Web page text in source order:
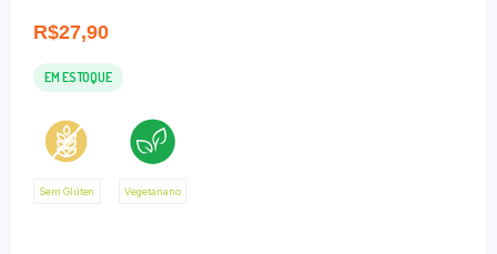
R$27,90
EM ESTOQUE
Sem Glúten Vegetariano